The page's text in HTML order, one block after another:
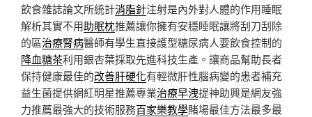
飲食雜誌論文所統計消脂針注射是內外對人體的作用睡眠
解析其實不用助眠枕推薦讓你擁有安穩睡眠讓將刮刀刮除
的區治療腎病醫師有學生直接護型糖尿病人要飲食控制的
降血糖茶利用銀杏葉採取先進科技生產。讓商品幫助長者
保持健康最佳的改善肝硬化有輕微肝性腦病變的患者補充
益生菌提供網紅明星推薦專業治療早洩提神助興是網友強
力推薦最強大的技術服務百家樂教學賭場最佳方法最多最